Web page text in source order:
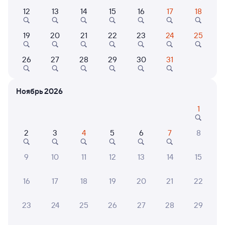
Фирменный
036С
Северная Пальмира (двухэтажный)
Проходящий
Рязань-2
Чудово
в Санкт-Петербург-Главн.
9 ч 10 м в пути
Дни следования ближайшие: 10, 11, 12 августа Маршрут
Купе
Выберите дату
Самый быстрый
12 13 14 15 16 17 18
19 20 21 22 23 24 25
26 27 28 29 30 31
Ноябрь 2026
1
2 3 4 5 6 7 8
9 10 11 12 13 14 15
16 17 18 19 20 21 22
23 24 25 26 27 28 29